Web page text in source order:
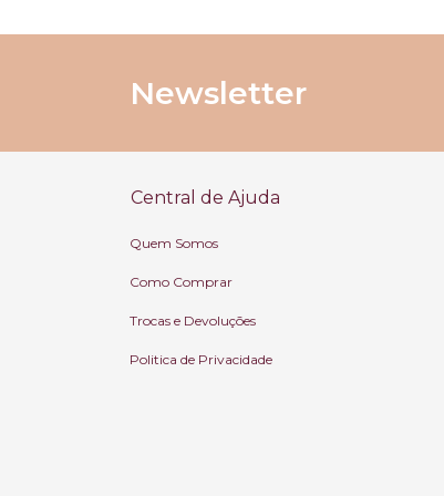
Newsletter
Central de Ajuda
Quem Somos
Como Comprar
Trocas e Devoluções
Politica de Privacidade